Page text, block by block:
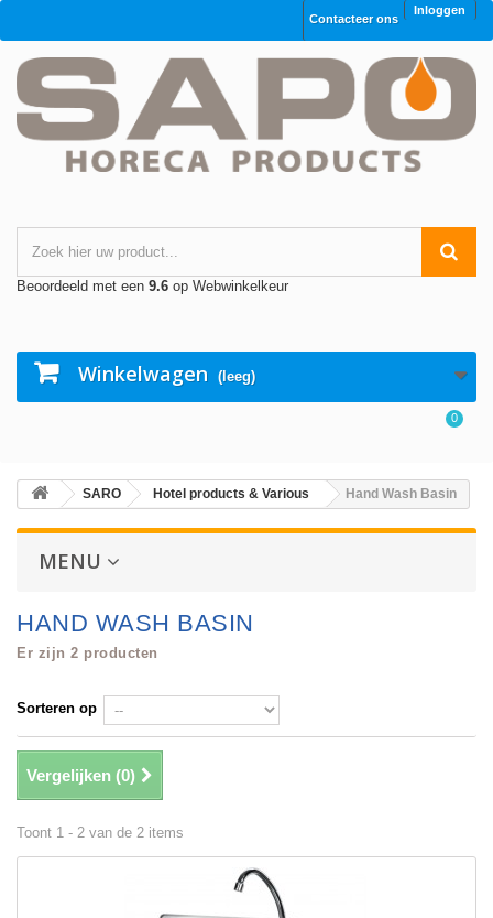
Inloggen
Contacteer ons
Beoordeeld met een 9.6 op Webwinkelkeur
Winkelwagen (leeg)
0
SARO Hotel products & Various Hand Wash Basin
MENU
HAND WASH BASIN
Er zijn 2 producten
Sorteren op
Vergelijken (0)
Toont 1 - 2 van de 2 items